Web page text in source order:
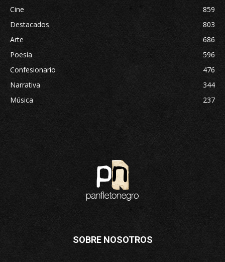
Cine
859
Destacados
803
Arte
686
Poesía
596
Confesionario
476
Narrativa
344
Música
237
SOBRE NOSOTROS